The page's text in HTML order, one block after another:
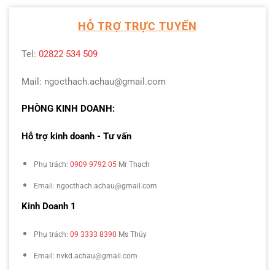
HỖ TRỢ TRỰC TUYẾN
Tel: 02822 534 509
Mail: ngocthach.achau@gmail.com
PHÒNG KINH DOANH:
Hỗ trợ kinh doanh - Tư vấn
Phụ trách: 0909 9792 05 Mr Thạch
Email: ngocthach.achau@gmail.com
Kinh Doanh 1
Phụ trách: 09 3333 8390 Ms Thúy
Email: nvkd.achau@gmail.com